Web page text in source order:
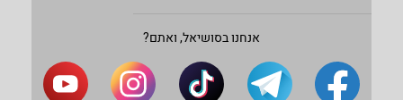
אנחנו בסושיאל, ואתם?